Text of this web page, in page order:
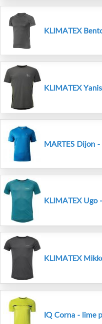
KLIMATEX
KLIMATEX
MARTES Dijon
KLIMATEX Ugo
KLIMATEX
IQ Corna - lime